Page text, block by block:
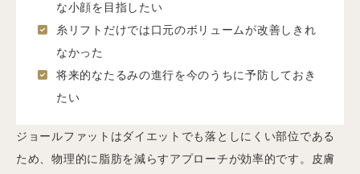
な小顔を目指したい
糸リフトだけでは口元のボリュームが改善しきれ
なかった
将来的なたるみの進行を今のうちに予防しておき
たい
ジョールファットはダイエットでも落としにくい部位である
ため、物理的に脂肪を減らすアプローチが効率的です。皮膚